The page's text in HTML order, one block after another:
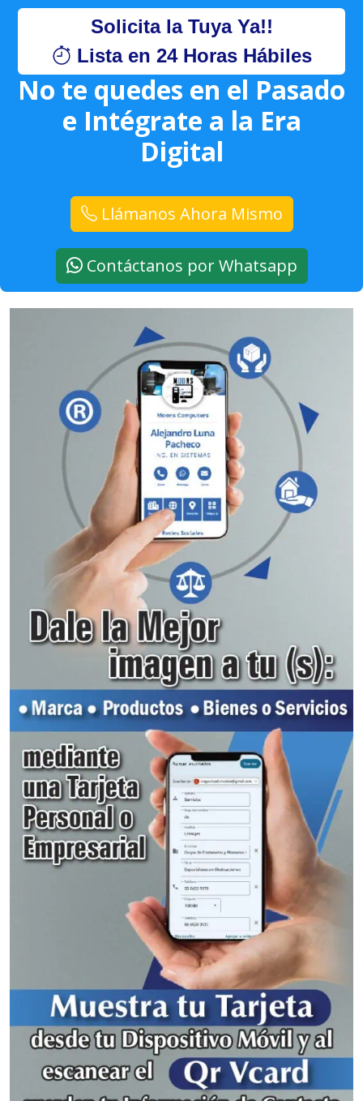
Solicita la Tuya Ya!!
Lista en 24 Horas Hábiles
No te quedes en el Pasado
e Intégrate a la Era
Digital
Llámanos Ahora Mismo
Contáctanos por Whatsapp